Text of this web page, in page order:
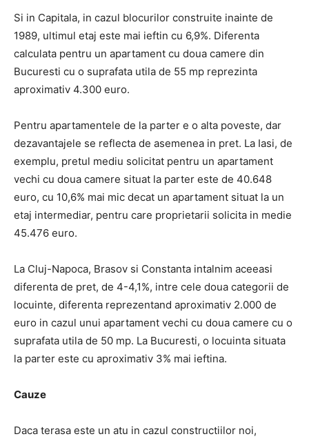
Si in Capitala, in cazul blocurilor construite inainte de
1989, ultimul etaj este mai ieftin cu 6,9%. Diferenta
calculata pentru un apartament cu doua camere din
Bucuresti cu o suprafata utila de 55 mp reprezinta
aproximativ 4.300 euro.
Pentru apartamentele de la parter e o alta poveste, dar
dezavantajele se reflecta de asemenea in pret. La Iasi, de
exemplu, pretul mediu solicitat pentru un apartament
vechi cu doua camere situat la parter este de 40.648
euro, cu 10,6% mai mic decat un apartament situat la un
etaj intermediar, pentru care proprietarii solicita in medie
45.476 euro.
La Cluj-Napoca, Brasov si Constanta intalnim aceeasi
diferenta de pret, de 4-4,1%, intre cele doua categorii de
locuinte, diferenta reprezentand aproximativ 2.000 de
euro in cazul unui apartament vechi cu doua camere cu o
suprafata utila de 50 mp. La Bucuresti, o locuinta situata
la parter este cu aproximativ 3% mai ieftina.
Cauze
Daca terasa este un atu in cazul constructiilor noi,